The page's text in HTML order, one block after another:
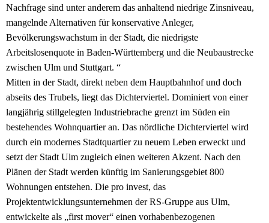
Nachfrage sind unter anderem das anhaltend niedrige Zinsniveau,
mangelnde Alternativen für konservative Anleger,
Bevölkerungswachstum in der Stadt, die niedrigste
Arbeitslosenquote in Baden-Württemberg und die Neubaustrecke
zwischen Ulm und Stuttgart. “
Mitten in der Stadt, direkt neben dem Hauptbahnhof und doch
abseits des Trubels, liegt das Dichterviertel. Dominiert von einer
langjährig stillgelegten Industriebrache grenzt im Süden ein
bestehendes Wohnquartier an. Das nördliche Dichterviertel wird
durch ein modernes Stadtquartier zu neuem Leben erweckt und
setzt der Stadt Ulm zugleich einen weiteren Akzent. Nach den
Plänen der Stadt werden künftig im Sanierungsgebiet 800
Wohnungen entstehen. Die pro invest, das
Projektentwicklungsunternehmen der RS-Gruppe aus Ulm,
entwickelte als „first mover“ einen vorhabenbezogenen